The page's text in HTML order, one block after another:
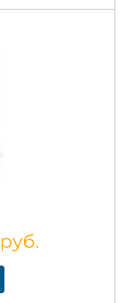
руб.